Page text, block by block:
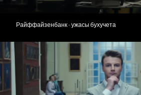
Райффайзенбанк - ужасы бухучета